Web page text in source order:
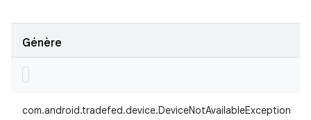
Génère
com.android.tradefed.device.DeviceNotAvailableException